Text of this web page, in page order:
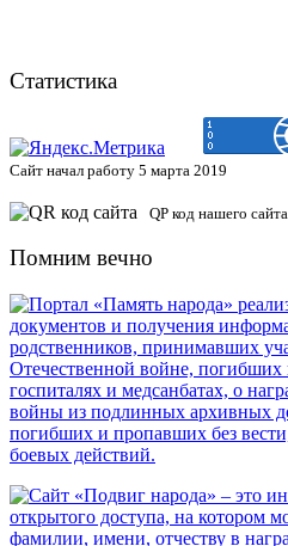
Статистика
Сайт начал работу 5 марта 2019
QP код нашего сайта
Помним вечно